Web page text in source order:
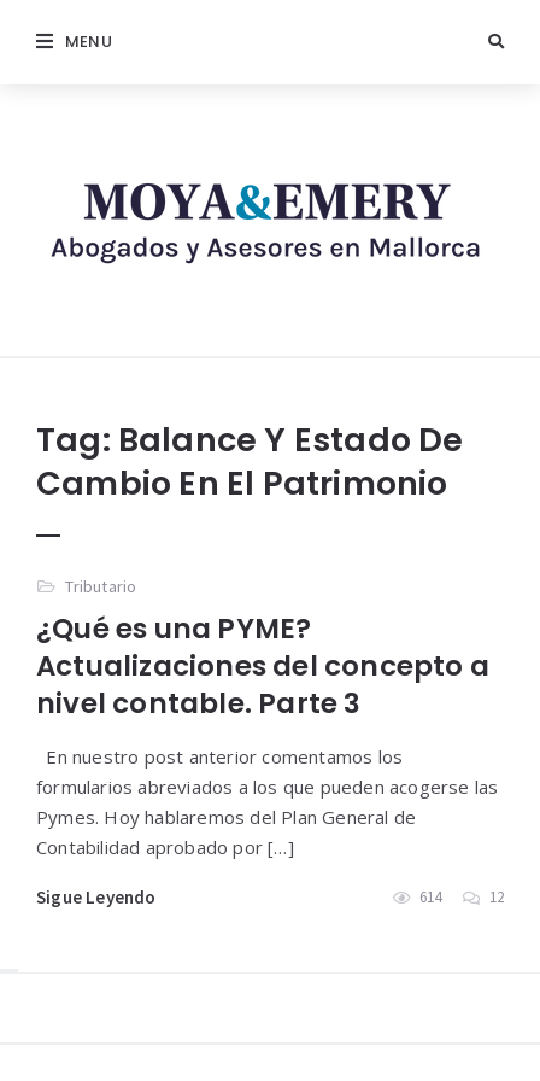
MENU
Tag: Balance Y Estado De
Cambio En El Patrimonio
Tributario
¿Qué es una PYME?
Actualizaciones del concepto a
nivel contable. Parte 3
En nuestro post anterior comentamos los
formularios abreviados a los que pueden acogerse las
Pymes. Hoy hablaremos del Plan General de
Contabilidad aprobado por […]
Sigue Leyendo 614 12